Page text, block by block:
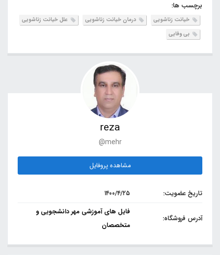
برچسب ها:
خیانت زناشویی درمان خیانت زناشویی
علل خیانت زناشویی
بی وفایی
reza
@mehr
مشاهده پروفایل
تاریخ عضویت: ۱۴۰۰/۴/۲۵
آدرس فروشگاه:
فایل های آموزشی مهر دانشجویی و
متخصصان